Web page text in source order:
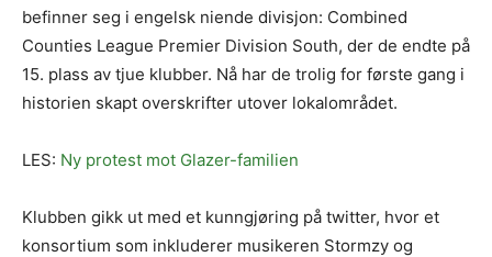
befinner seg i engelsk niende divisjon: Combined
Counties League Premier Division South, der de endte på
15. plass av tjue klubber. Nå har de trolig for første gang i
historien skapt overskrifter utover lokalområdet.
LES: Ny protest mot Glazer-familien
Klubben gikk ut med et kunngjøring på twitter, hvor et
konsortium som inkluderer musikeren Stormzy og